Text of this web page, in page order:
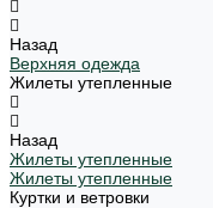
Назад
Верхняя одежда
Жилеты утепленные
Назад
Жилеты утепленные
Жилеты утепленные
Куртки и ветровки